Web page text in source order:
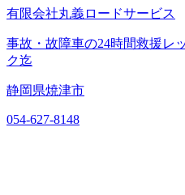
有限会社丸義ロードサービス
事故・故障車の24時間救援レ
ク迄
静岡県焼津市
054-627-8148